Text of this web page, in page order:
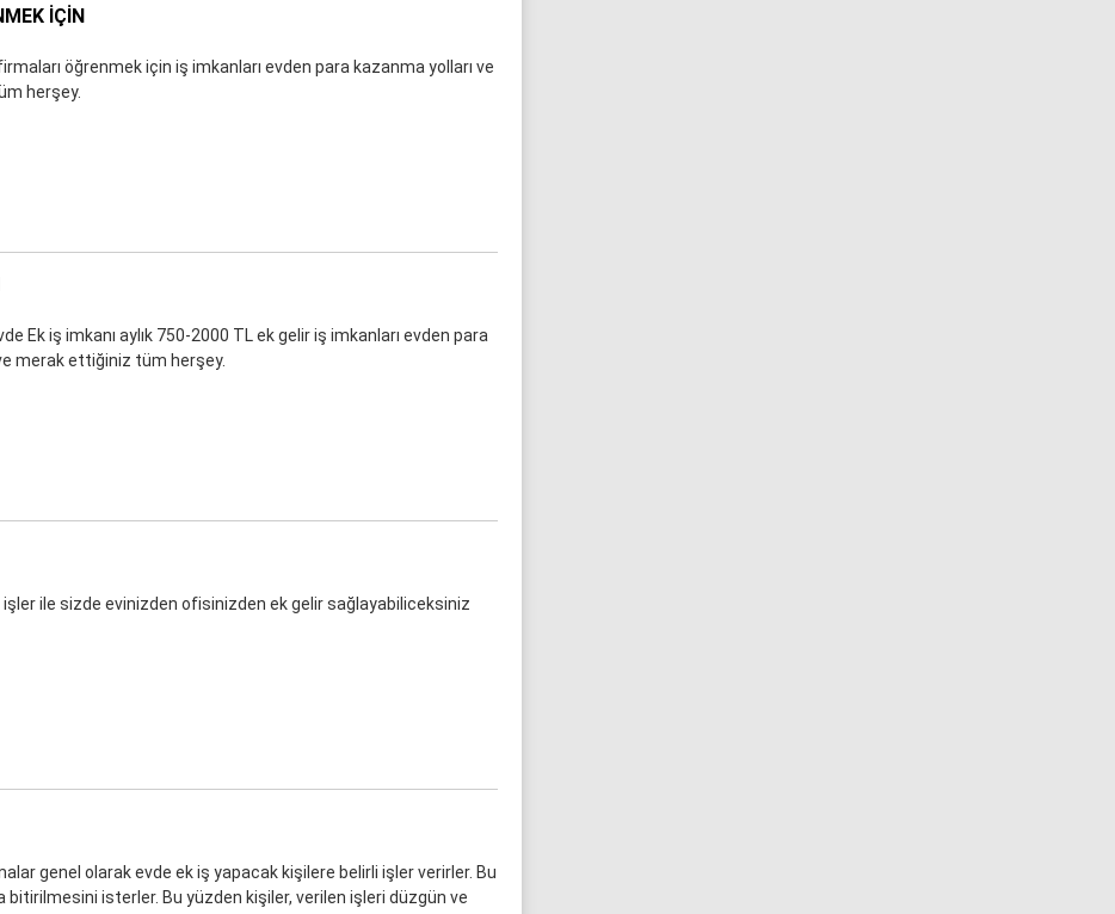
IÇIN
öğrenmek için iş imkanları evden para kazanma yolları ve
herşey.
Ek iş imkanı aylık 750-2000 TL ek gelir iş imkanları evden para
merak ettiğiniz tüm herşey.
işler ile sizde evinizden ofisinizden ek gelir sağlayabiliceksiniz
genel olarak evde ek iş yapacak kişilere belirli işler verirler. Bu
bitirilmesini isterler. Bu yüzden kişiler, verilen işleri düzgün ve